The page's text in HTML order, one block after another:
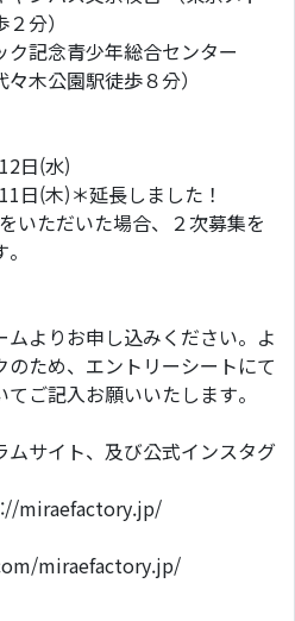
分）
記念青少年総合センター
木公園駅徒歩８分）
日(水)
日(木)＊延長しました！
いただいた場合、２次募集を
よりお申し込みください。よ
のため、エントリーシートにて
ご記入お願いいたします。
サイト、及び公式インスタグ
miraefactory.jp/
miraefactory.jp/